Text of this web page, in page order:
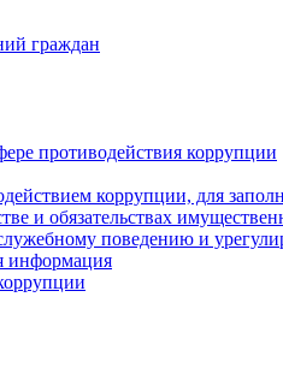
граждан
противодействия коррупции
коррупции, для
и обязательствах
поведению и
информация